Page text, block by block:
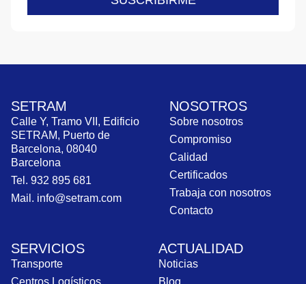
SETRAM
Calle Y, Tramo VII, Edificio
SETRAM, Puerto de
Barcelona, 08040
Barcelona
Tel. 932 895 681
Mail. info@setram.com
NOSOTROS
Sobre nosotros
Compromiso
Calidad
Certificados
Trabaja con nosotros
Contacto
SERVICIOS
Transporte
Centros Logísticos
ACTUALIDAD
Noticias
Blog